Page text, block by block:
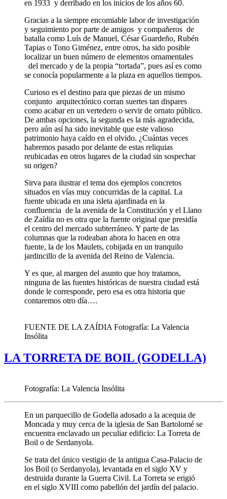
en 1933 y derribado en los inicios de los años 60.
Gracias a la siempre encomiable labor de investigación
y seguimiento por parte de amigos y compañeros de
batalla como Luís de Manuel, César Guardeño, Rubén
Tapias o Tono Giménez, entre otros, ha sido posible
localizar un buen número de elementos ornamentales
del mercado y de la propia “tortada”, pues así es como
se conocía popularmente a la plaza en aquellos tiempos.
Curioso es el destino para que piezas de un mismo
conjunto arquitectónico corran suertes tan dispares
como acabar en un vertedero o servir de ornato público.
De ambas opciones, la segunda es la más agradecida,
pero aún así ha sido inevitable que este valioso
patrimonio haya caído en el olvido. ¿Cuántas veces
habremos pasado por delante de estas reliquias
reubicadas en otros lugares de la ciudad sin sospechar
su origen?
Sirva para ilustrar el tema dos ejemplos concretos
situados en vías muy concurridas de la capital. La
fuente ubicada en una isleta ajardinada en la
confluencia de la avenida de la Constitución y el Llano
de Zaídia no es otra que la fuente original que presidía
el centro del mercado subterráneo. Y parte de las
columnas que la rodeaban ahora lo hacen en otra
fuente, la de los Maulets, cobijada en un tranquilo
jardincillo de la avenida del Reino de Valencia.
Y es que, al margen del asunto que hoy tratamos,
ninguna de las fuentes históricas de nuestra ciudad está
donde le corresponde, pero esa es otra historia que
contaremos otro día….
FUENTE DE LA ZAÍDIA Fotografía: La Valencia
Insólita
LA TORRETA DE BOIL (GODELLA)
Fotografía: La Valencia Insólita
En un parquecillo de Godella adosado a la acequia de
Moncada y muy cerca de la iglesia de San Bartolomé se
encuentra enclavado un peculiar edificio: La Torreta de
Boil o de Serdanyola.
Se trata del único vestigio de la antigua Casa-Palacio de
los Boil (o Serdanyola), levantada en el siglo XV y
destruida durante la Guerra Civil. La Torreta se erigió
en el siglo XVIII como pabellón del jardín del palacio.